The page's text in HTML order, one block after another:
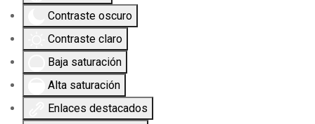
Contraste oscuro
Contraste claro
Baja saturación
Alta saturación
Enlaces destacados